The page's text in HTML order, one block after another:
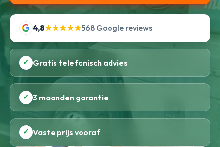
4,8★★★★★568 Google reviews
✓ Gratis telefonisch advies
✓ 3 maanden garantie
✓ Vaste prijs vooraf